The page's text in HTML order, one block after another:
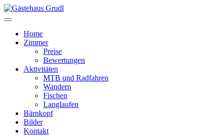
Home
Zimmer
Preise
Bewertungen
Aktivitäten
MTB und Radfahren
Wandern
Fischen
Langlaufen
Bärnkopf
Bilder
Kontakt